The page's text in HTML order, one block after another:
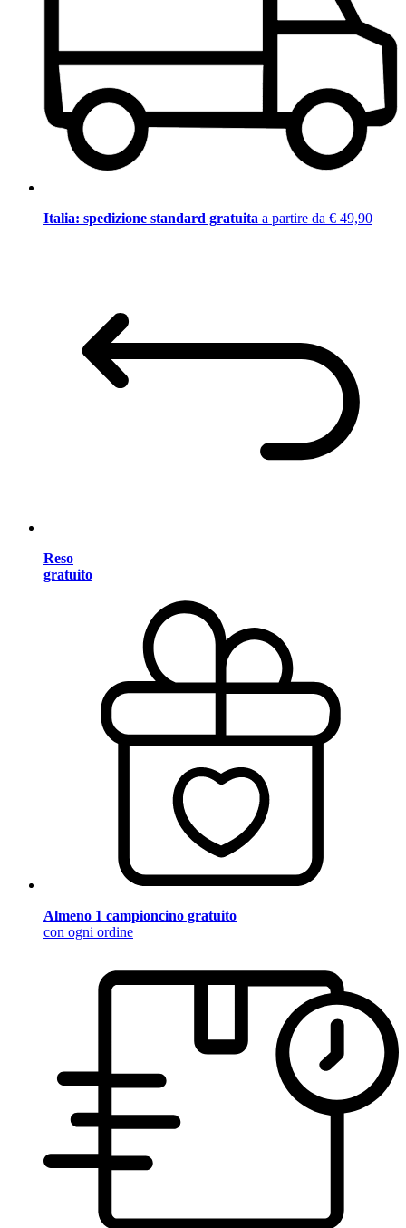
Italia: spedizione standard gratuita a partire da € 49,90
Reso
gratuito
Almeno 1 campioncino gratuito
con ogni ordine